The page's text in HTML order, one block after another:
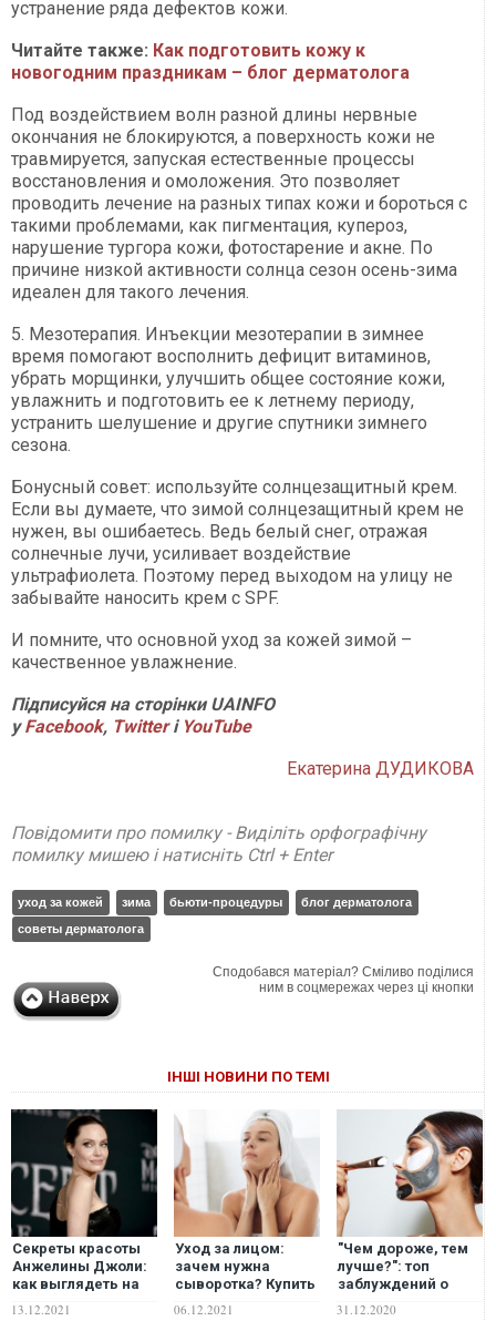
устранение ряда дефектов кожи.
Читайте также: Как подготовить кожу к
новогодним праздникам – блог дерматолога
Под воздействием волн разной длины нервные
окончания не блокируются, а поверхность кожи не
травмируется, запуская естественные процессы
восстановления и омоложения. Это позволяет
проводить лечение на разных типах кожи и бороться с
такими проблемами, как пигментация, купероз,
нарушение тургора кожи, фотостарение и акне. По
причине низкой активности солнца сезон осень-зима
идеален для такого лечения.
5. Мезотерапия. Инъекции мезотерапии в зимнее
время помогают восполнить дефицит витаминов,
убрать морщинки, улучшить общее состояние кожи,
увлажнить и подготовить ее к летнему периоду,
устранить шелушение и другие спутники зимнего
сезона.
Бонусный совет: используйте солнцезащитный крем.
Если вы думаете, что зимой солнцезащитный крем не
нужен, вы ошибаетесь. Ведь белый снег, отражая
солнечные лучи, усиливает воздействие
ультрафиолета. Поэтому перед выходом на улицу не
забывайте наносить крем с SPF.
И помните, что основной уход за кожей зимой –
качественное увлажнение.
Підписуйся на сторінки UAINFO
уFacebook, Twitter і YouTube
Екатерина ДУДИКОВА
Повідомити про помилку - Виділіть орфографічну
помилку мишею і натисніть Ctrl + Enter
уход за кожей зима бьюти-процедуры
блог дерматолога
советы дерматолога
Сподобався матеріал? Сміливо поділися
ним в соцмережах через ці кнопки
ІНШІ НОВИНИ ПО ТЕМІ
Секреты красоты
Анжелины Джоли:
как выглядеть на
15 лет моложе?
13.12.2021
Уход за лицом:
зачем нужна
сыворотка? Купить
или игнорировать?
06.12.2021
"Чем дороже, тем
лучше?": топ
заблуждений о
косметике
31.12.2020